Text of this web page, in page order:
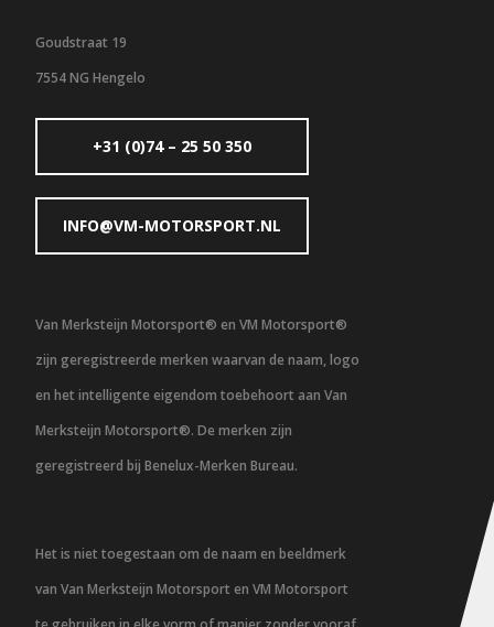
Goudstraat 19
7554 NG Hengelo
+31 (0)74 – 25 50 350
INFO@VM-MOTORSPORT.NL
Van Merksteijn Motorsport® en VM Motorsport®
zijn geregistreerde merken waarvan de naam, logo
en het intelligente eigendom toebehoort aan Van
Merksteijn Motorsport®. De merken zijn
geregistreerd bij Benelux-Merken Bureau.
Het is niet toegestaan om de naam en beeldmerk
van Van Merksteijn Motorsport en VM Motorsport